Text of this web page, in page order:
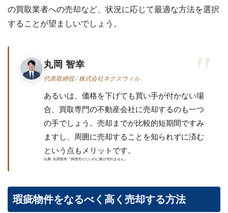
の買取業者への売却など、状況に応じて最適な方法を選択
することが望ましいでしょう。
丸岡 智幸
代表取締役 / 株式会社ネクスウィル
あるいは、価格を下げても買い手が付かない場
合、買取専門の不動産会社に売却するのも一つ
の手でしょう。売却までが比較的短期間ですみ
ますし、周囲に売却することを知られずに済む
という点もメリットです。
出典: 丸岡智幸『拝啓売りたいのに家が売れません』
瑕疵物件をなるべく高く売却する方法